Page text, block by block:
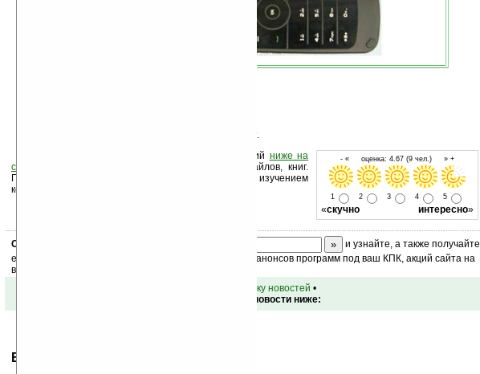
Данных о цене и дате выхода новинки пока нет.
- « оценка: 4.67 (9 чел.) » +
1 2 3 4 5
«скучно интересно»
Оцените новость и оставьте свой комментарий ниже на
странице
на рассылку новостей, файлов, книг.
Поддержите Ладошки своей посещаемостью, изучением
коммерческой информации, ссылками.
Скоро
и узнайте, а также получайте
ежедневный или еженедельный дайджест новостей, анонсов программ под ваш КПК, акций сайта на
ваш почтовый ящик.
вернуться к списку новостей •
Обсуждение этой новости ниже:
Ваше мнение будет первым.